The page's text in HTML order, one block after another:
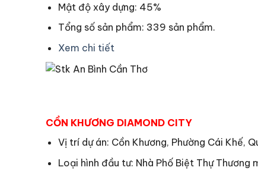
Mật độ xây dựng: 45%
Tổng số sản phẩm: 339 sản phẩm.
Xem chi tiết
CỒN KHƯƠNG DIAMOND CITY
Vị trí dự án: Cồn Khương, Phường Cái Khế,
Loại hình đầu tư: Nhà Phố Biệt Thự Thương